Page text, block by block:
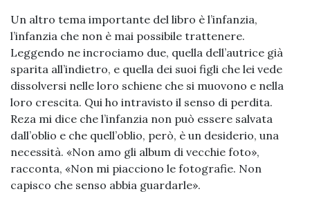
Un altro tema importante del libro è l’infanzia,
l’infanzia che non è mai possibile trattenere.
Leggendo ne incrociamo due, quella dell’autrice già
sparita all’indietro, e quella dei suoi figli che lei vede
dissolversi nelle loro schiene che si muovono e nella
loro crescita. Qui ho intravisto il senso di perdita.
Reza mi dice che l’infanzia non può essere salvata
dall’oblio e che quell’oblio, però, è un desiderio, una
necessità. «Non amo gli album di vecchie foto»,
racconta, «Non mi piacciono le fotografie. Non
capisco che senso abbia guardarle».